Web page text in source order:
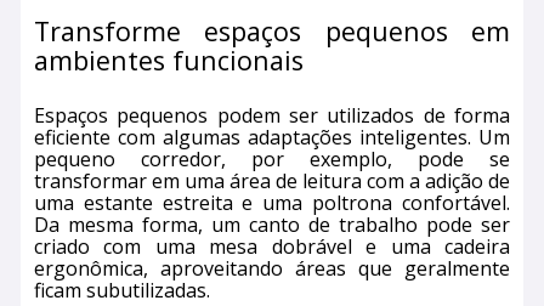
Transforme espaços pequenos em
ambientes funcionais
Espaços pequenos podem ser utilizados de forma
eficiente com algumas adaptações inteligentes. Um
pequeno corredor, por exemplo, pode se
transformar em uma área de leitura com a adição de
uma estante estreita e uma poltrona confortável.
Da mesma forma, um canto de trabalho pode ser
criado com uma mesa dobrável e uma cadeira
ergonômica, aproveitando áreas que geralmente
ficam subutilizadas.